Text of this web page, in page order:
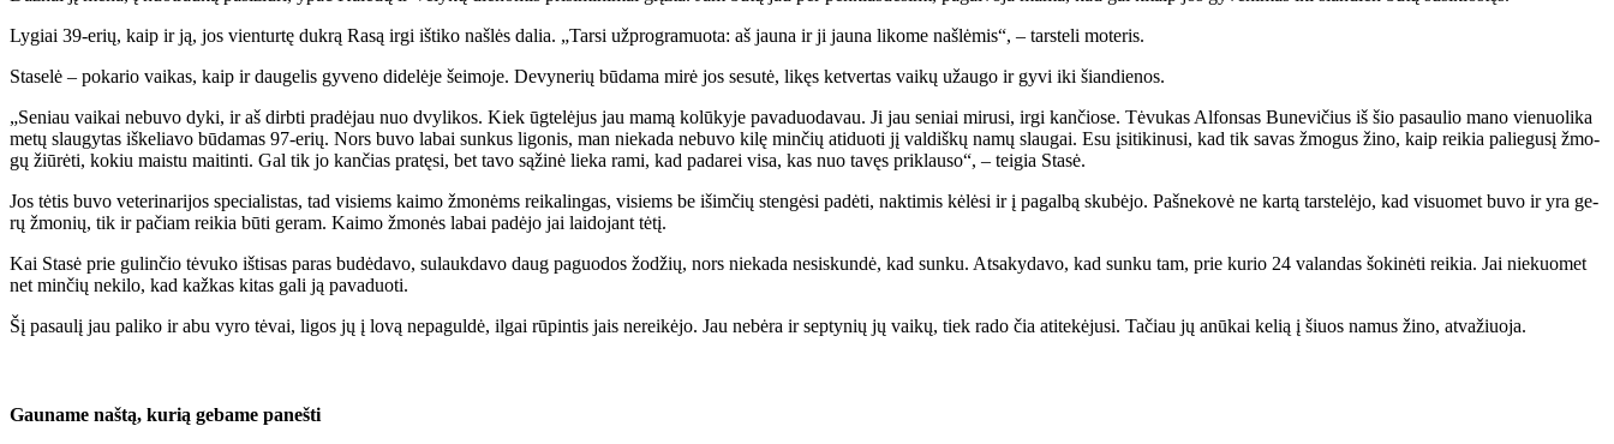
Ly­giai 39-erių, kaip ir ją, jos vien­tur­tę duk­rą Ra­są ir­gi iš­ti­ko naš­lės da­lia. „Tar­si už­prog­ra­muo­ta: aš jau­na ir ji jau­na li­ko­me naš­lė­mis“, – tars­te­li mo­te­ris.
Sta­se­lė – po­ka­rio vai­kas, kaip ir dau­ge­lis gy­ve­no di­de­lė­je šei­mo­je. De­vy­ne­rių bū­da­ma mi­rė jos se­su­tė, li­kęs ket­ver­tas vai­kų už­au­go ir gy­vi iki šian­die­nos.
„Se­niau vai­kai ne­bu­vo dy­ki, ir aš dirb­ti pra­dė­jau nuo dvy­li­kos. Kiek ūg­te­lė­jus jau ma­mą ko­lū­ky­je pa­va­duo­da­vau. Ji jau se­niai mi­ru­si, ir­gi kan­čio­se. Tė­vu­kas Al­fon­sas Bu­ne­vi­čius iš šio pa­sau­lio ma­no vie­nuo­li­ka
me­tų slau­gy­tas iš­ke­lia­vo bū­da­mas 97-erių. Nors bu­vo la­bai sun­kus li­go­nis, man nie­ka­da ne­bu­vo ki­lę min­čių ati­duo­ti jį val­diš­kų na­mų slau­gai. Esu įsi­ti­ki­nu­si, kad tik sa­vas žmo­gus ži­no, kaip rei­kia pa­lie­gu­sį žmo­
gų žiū­rė­ti, ko­kiu mais­tu mai­tin­ti. Gal tik jo kan­čias pra­tę­si, bet ta­vo są­ži­nė lie­ka ra­mi, kad pa­da­rei vi­sa, kas nuo ta­vęs pri­klau­so“, – tei­gia Sta­sė.
Jos tė­tis bu­vo ve­te­ri­na­ri­jos spe­cia­lis­tas, tad vi­siems kai­mo žmo­nėms rei­ka­lin­gas, vi­siems be iš­im­čių sten­gė­si pa­dė­ti, nak­ti­mis kė­lė­si ir į pa­gal­bą sku­bė­jo. Pa­šne­ko­vė ne kar­tą tars­te­lė­jo, kad vi­suo­met bu­vo ir yra ge­
rų žmo­nių, tik ir pa­čiam rei­kia bū­ti ge­ram. Kai­mo žmo­nės la­bai pa­dė­jo jai lai­do­jant tė­tį.
Kai Sta­sė prie gu­lin­čio tė­vu­ko iš­ti­sas pa­ras bu­dė­da­vo, su­lauk­da­vo daug pa­guo­dos žo­džių, nors nie­ka­da ne­si­skun­dė, kad sun­ku. At­sa­ky­da­vo, kad sun­ku tam, prie ku­rio 24 va­lan­das šo­ki­nė­ti rei­kia. Jai nie­kuo­met
net min­čių ne­ki­lo, kad kaž­kas ki­tas ga­li ją pa­va­duo­ti.
Šį pa­sau­lį jau pa­li­ko ir abu vy­ro tė­vai, li­gos jų į lo­vą ne­pa­gul­dė, il­gai rū­pin­tis jais ne­rei­kė­jo. Jau ne­bė­ra ir sep­ty­nių jų vai­kų, tiek ra­do čia ati­te­kė­ju­si. Ta­čiau jų anū­kai ke­lią į šiuos na­mus ži­no, at­va­žiuo­ja.
Gau­na­me naš­tą, ku­rią ge­ba­me pa­neš­ti